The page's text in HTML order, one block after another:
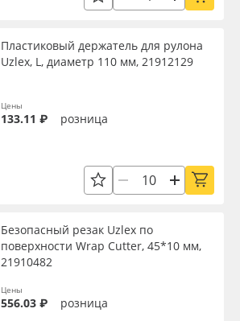
Пластиковый держатель для рулона
Uzlex, L, диаметр 110 мм, 21912129
Цены
133.11 ₽ розница
Безопасный резак Uzlex по
поверхности Wrap Cutter, 45*10 мм,
21910482
Цены
556.03 ₽ розница